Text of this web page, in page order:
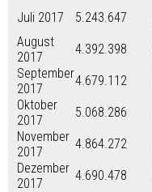
Juli 2017
5.243.647
August
2017
4.392.398
September
2017
4.679.112
Oktober
2017
5.068.286
November
2017
4.864.272
Dezember
2017
4.690.478